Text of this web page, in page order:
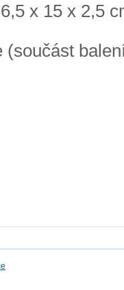
x 15 x 2,5
(součást